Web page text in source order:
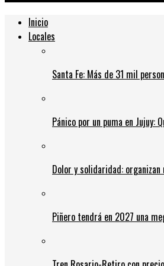
Inicio
Locales
Santa Fe: Más de 31 mil
Pánico por un puma en
Dolor y solidaridad:
Piñero tendrá en 2027 una